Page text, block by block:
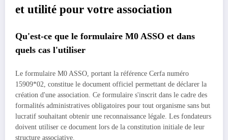
et utilité pour votre association
Qu'est-ce que le formulaire M0 ASSO et dans
quels cas l'utiliser
Le formulaire M0 ASSO, portant la référence Cerfa numéro
15909*02, constitue le document officiel permettant de déclarer la
création d'une association. Ce formulaire s'inscrit dans le cadre des
formalités administratives obligatoires pour tout organisme sans but
lucratif souhaitant obtenir une reconnaissance légale. Les fondateurs
doivent utiliser ce document lors de la constitution initiale de leur
structure associative.